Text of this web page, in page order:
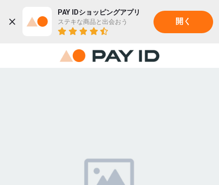
PAY IDショッピングアプリ
ステキな商品と出会おう 開く